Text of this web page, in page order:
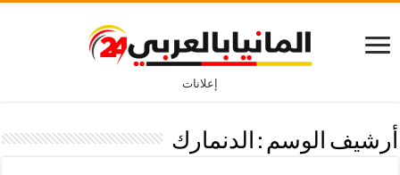
إعلانات
أرشيف الوسم : الدنمارك